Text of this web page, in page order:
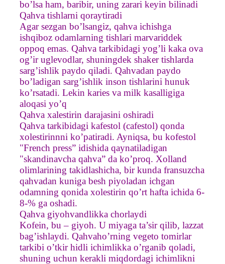
bo’lsa ham, baribir, uning zarari keyin bilinadi
Qahva tishlarni qoraytiradi
Agar sezgan bo’lsangiz, qahva ichishga
ishqiboz odamlarning tishlari marvariddek
oppoq emas. Qahva tarkibidagi yog’li kaka ova
og’ir uglevodlar, shuningdek shaker tishlarda
sarg’ishlik paydo qiladi. Qahvadan paydo
bo’ladigan sarg’ishlik inson tishlarini hunuk
ko’rsatadi. Lekin karies va milk kasalligiga
aloqasi yo’q
Qahva xalestirin darajasini oshiradi
Qahva tarkibidagi kafestol (cafestol) qonda
xolestirinnni ko’patiradi. Ayniqsa, bu kofestol
"French press” idishida qaynatiladigan
"skandinavcha qahva” da ko’proq. Xolland
olimlarining takidlashicha, bir kunda fransuzcha
qahvadan kuniga besh piyoladan ichgan
odamning qonida xolestirin qo’rt hafta ichida 6-
8-% ga oshadi.
Qahva giyohvandlikka chorlaydi
Kofein, bu – giyoh. U miyaga ta’sir qilib, lazzat
bag’ishlaydi. Qahvaho’rning vegeto tomirlar
tarkibi o’tkir hidli ichimlikka o’rganib qoladi,
shuning uchun kerakli miqdordagi ichimlikni